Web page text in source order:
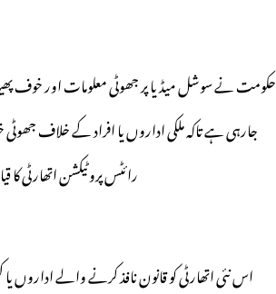
حکومت نے سوشل میڈیا پر جھوٹی معلومات اور خوف
جارہی ہے تاکہ ملکی اداروں یا افراد کے خلاف
رائٹس پروٹیکشن اتھارٹی
اس نئی اتھارٹی کو قانون نافذ کرنے والے اداروں